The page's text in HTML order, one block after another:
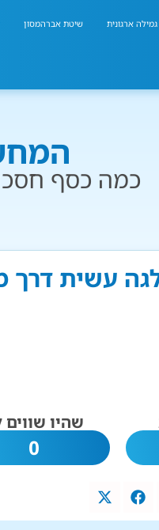
גמילה ארגונית שיטת אברהמסון
כמה כסף
עשית דרך
שהיו שווים
0